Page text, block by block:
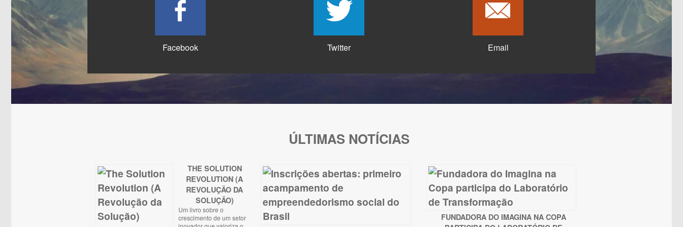
Facebook Twitter Email
ÚLTIMAS NOTÍCIAS
THE SOLUTION
REVOLUTION (A
REVOLUÇÃO DA
SOLUÇÃO)
Um livro sobre o
crescimento de um setor
FUNDADORA DO IMAGINA NA COPA